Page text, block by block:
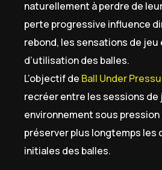
naturellement à perdre de
perte progressive influence
rebond, les sensations de jeu
d’utilisation des balles.
L’objectif de Ball Under
recréer entre les sessions de
environnement sous
préserver plus longtemps
initiales des balles.